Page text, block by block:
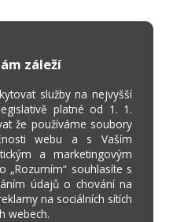
záleží
služby na nejvyšší
platné od 1. 1.
že používáme soubory
webu a s Vaším
a marketingovým
„Rozumím“ souhlasíte s
údajů o chování na
na sociálních sítích
webech.